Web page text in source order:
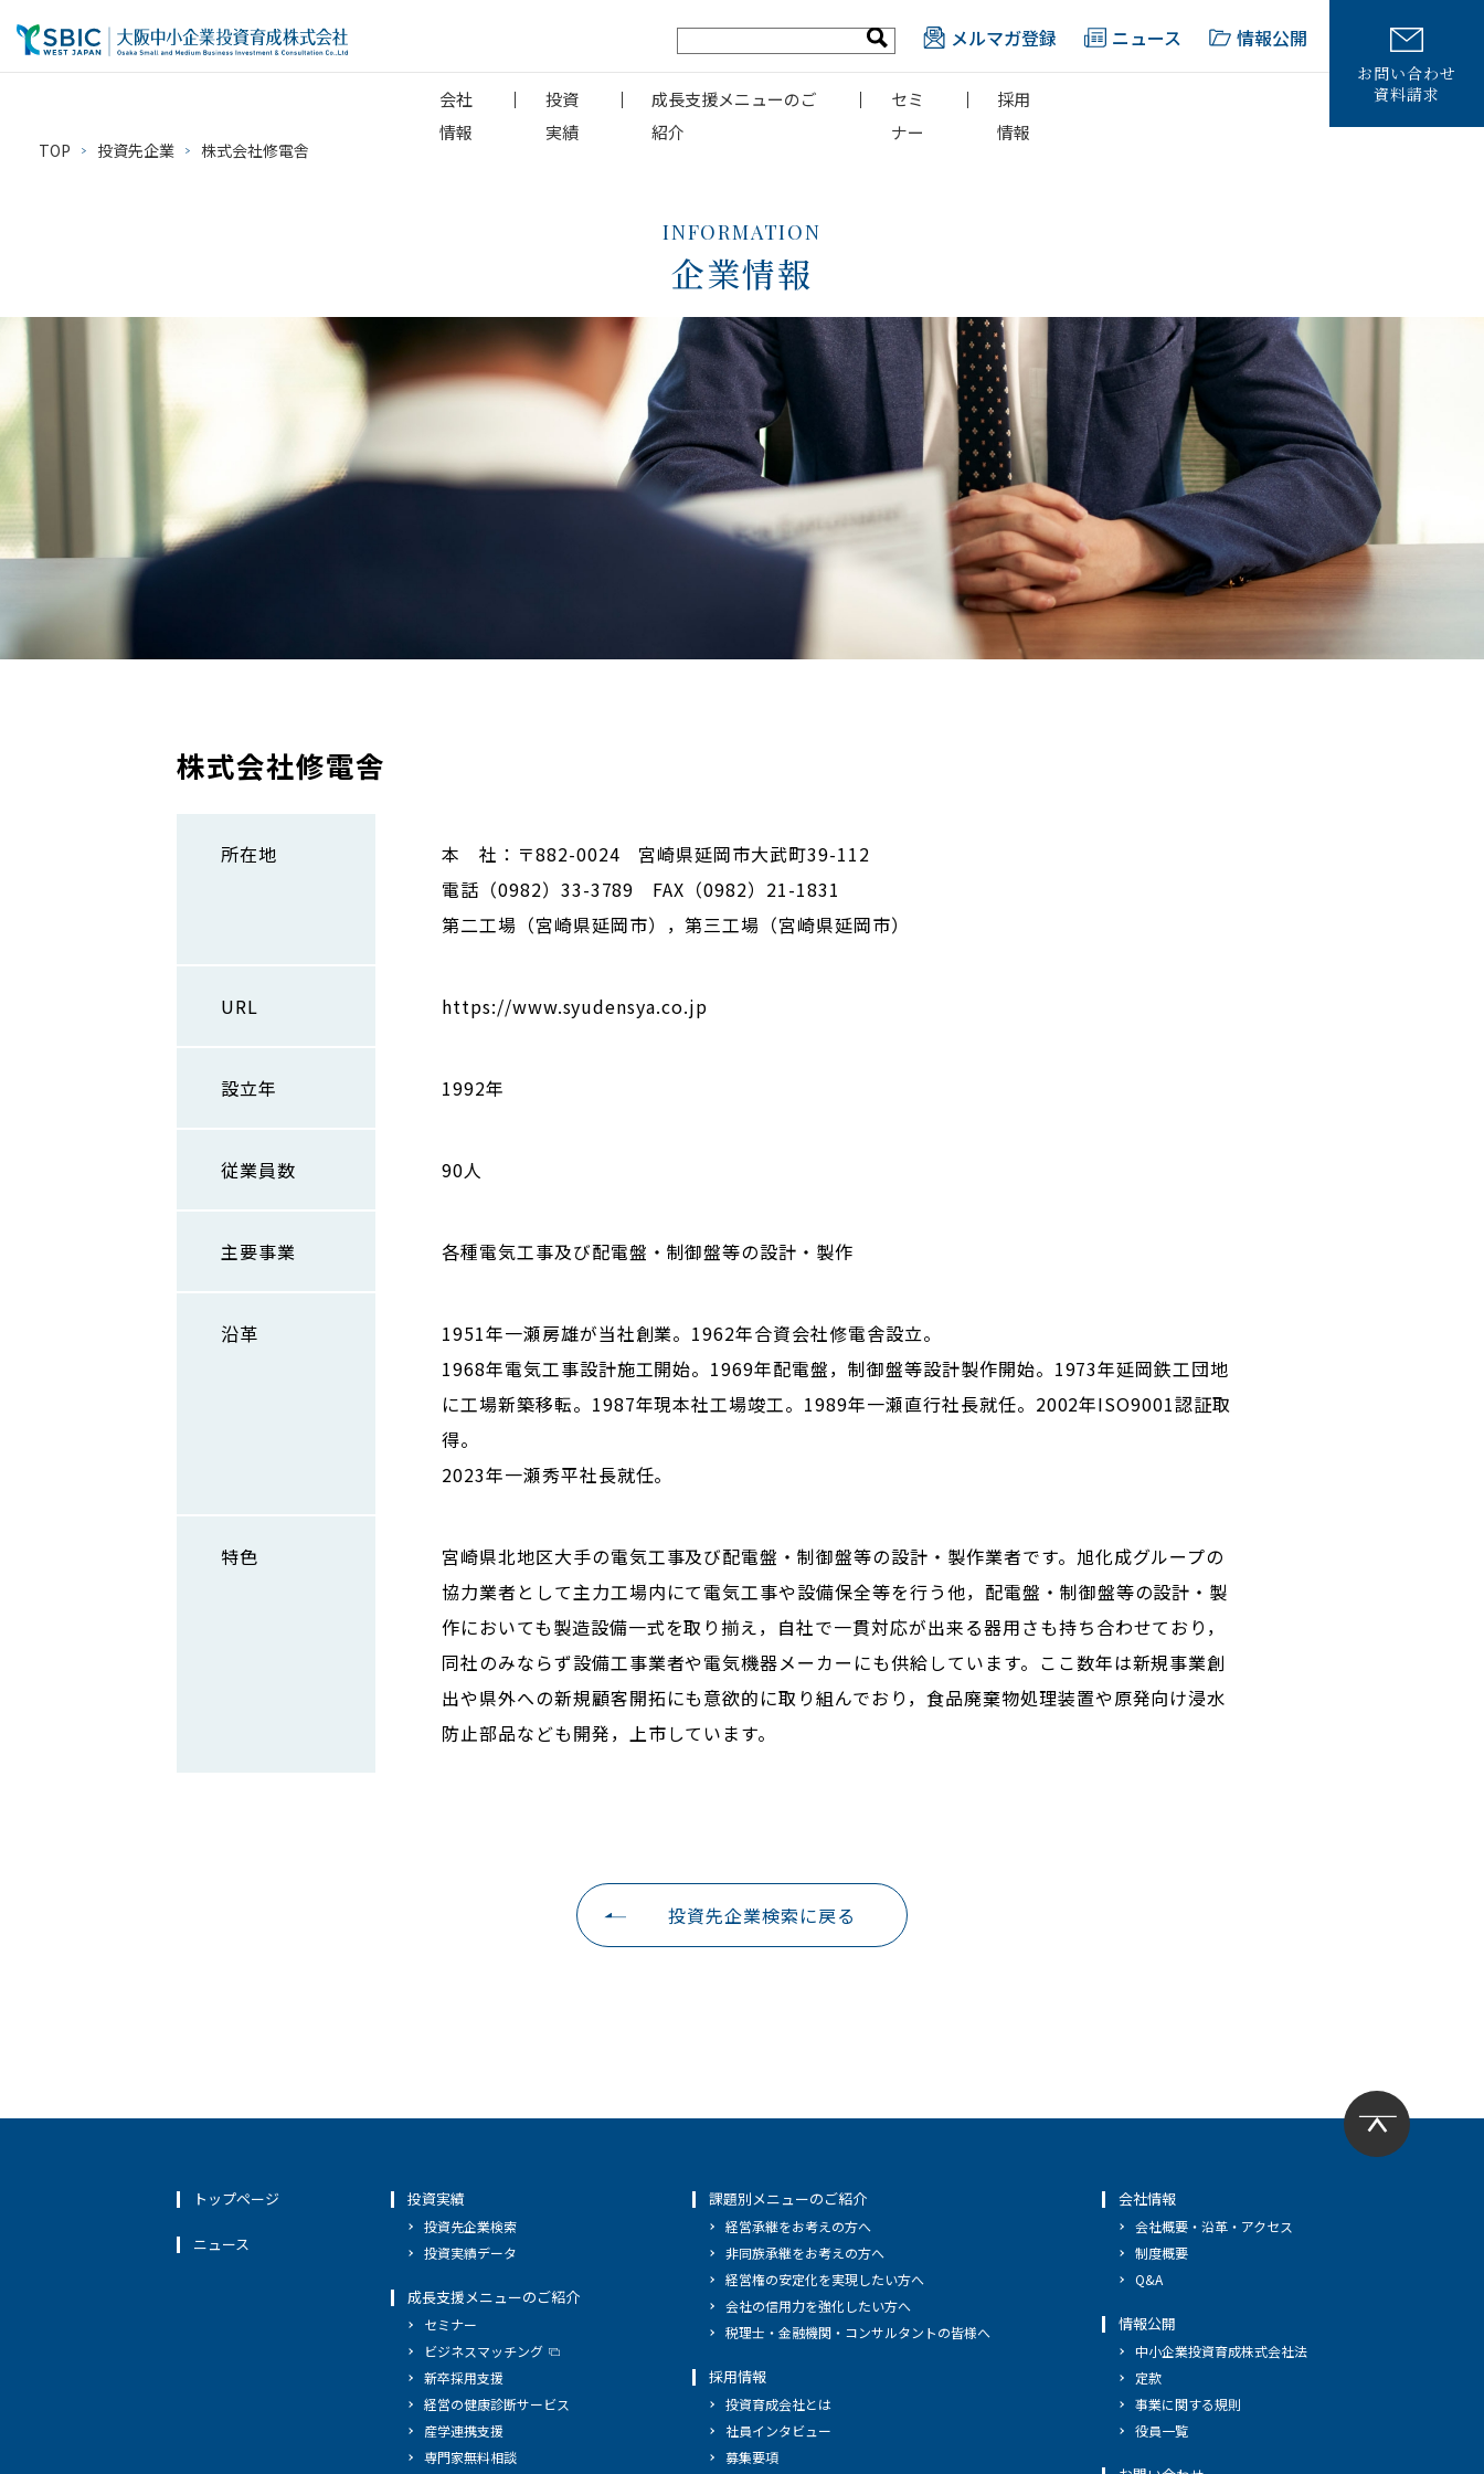
メルマガ登録 ニュース 情報公開
会社
情報
投資
実績
成長支援メニューのご
紹介
セミ
ナー
採用
情報
お問い合わせ
資料請求
TOP 投資先企業 株式会社修電舎
INFORMATION
企業情報
株式会社修電舎
所在地
本 社：〒882-0024 宮崎県延岡市大武町39-112
電話（0982）33-3789 FAX（0982）21-1831
第二工場（宮崎県延岡市），第三工場（宮崎県延岡市）
URL https://www.syudensya.co.jp
設立年 1992年
従業員数 90人
主要事業 各種電気工事及び配電盤・制御盤等の設計・製作
沿革
1951年一瀬房雄が当社創業。1962年合資会社修電舎設立。
1968年電気工事設計施工開始。1969年配電盤，制御盤等設計製作開始。1973年延岡鉄工団地
に工場新築移転。1987年現本社工場竣工。1989年一瀬直行社長就任。2002年ISO9001認証取
得。
2023年一瀬秀平社長就任。
特色
宮崎県北地区大手の電気工事及び配電盤・制御盤等の設計・製作業者です。旭化成グループの
協力業者として主力工場内にて電気工事や設備保全等を行う他，配電盤・制御盤等の設計・製
作においても製造設備一式を取り揃え，自社で一貫対応が出来る器用さも持ち合わせており，
同社のみならず設備工事業者や電気機器メーカーにも供給しています。ここ数年は新規事業創
出や県外への新規顧客開拓にも意欲的に取り組んでおり，食品廃棄物処理装置や原発向け浸水
防止部品なども開発，上市しています。
投資先企業検索に戻る
トップページ
ニュース
投資実績
投資先企業検索
投資実績データ
成長支援メニューのご紹介
セミナー
ビジネスマッチング
新卒採用支援
経営の健康診断サービス
産学連携支援
専門家無料相談
課題別メニューのご紹介
経営承継をお考えの方へ
非同族承継をお考えの方へ
経営権の安定化を実現したい方へ
会社の信用力を強化したい方へ
税理士・金融機関・コンサルタントの皆様へ
採用情報
投資育成会社とは
社員インタビュー
募集要項
会社情報
会社概要・沿革・アクセス
制度概要
Q&A
情報公開
中小企業投資育成株式会社法
定款
事業に関する規則
役員一覧